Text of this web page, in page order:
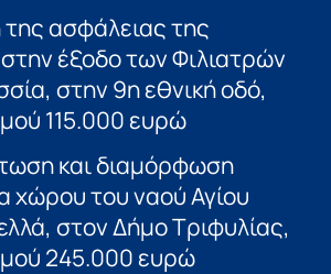
ασφάλειας της
έξοδο των Φιλιατρών
στην 9η εθνική οδό,
115.000 ευρώ
και διαμόρφωση
χώρου του ναού Αγίου
στον Δήμο Τριφυλίας,
245.000 ευρώ